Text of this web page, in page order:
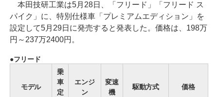
本田技研工業は5月28日、「フリード」「フリード ス
パイク」に、特別仕様車「プレミアムエディション」を
設定して5月29日に発売すると発表した。価格は、198万
円～237万2400円。
フリード
モデル
乗
車
定
エンジ
ン
変速
機
駆動方式 価格